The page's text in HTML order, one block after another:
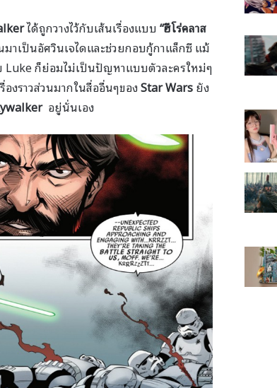
ได้ถูกวางไว้กับเส้นเรื่องแบบ“ฮีโร่คลาส
าเป็นอัศวินเจไดและช่วยกอบกู้กาแล็กซี แม้
ก็ย่อมไม่เป็นปัญหาแบบตัวละครใหม่ๆ
งราวส่วนมากในสื่ออื่นๆของStar Warsยัง
อยู่นั่นเอง